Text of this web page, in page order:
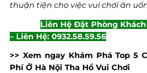
thuận tiện cho việc vui chơi ăn
Liên Hệ Đặt Phòng Khách
– Liên Hệ: 0932.58.59.56
>> Xem ngay Khám Phá Top 5
Phí Ở Hà Nội Tha Hồ Vui Chơi